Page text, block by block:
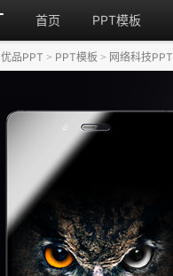
首页 PPT模板
优品PPT > PPT模板 > 网络科技PPT